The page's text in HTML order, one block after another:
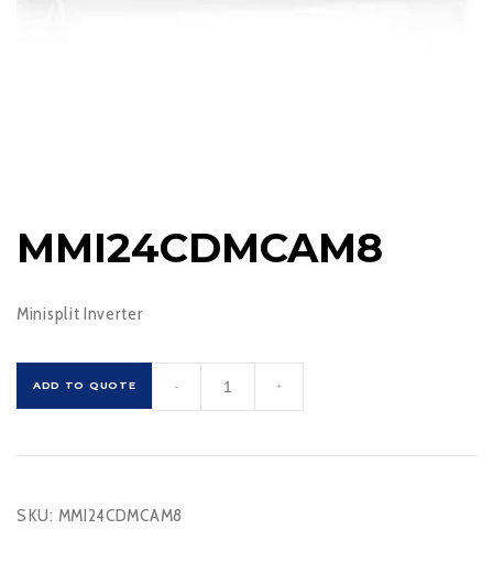
MMI24CDMCAM8
Minisplit Inverter
ADD TO QUOTE
cantidad
- +
SKU: MMI24CDMCAM8